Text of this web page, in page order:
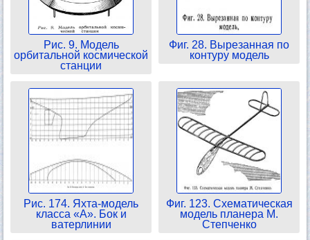
Рис. 9. Модель
орбитальной космической
станции
Фиг. 28. Вырезанная по
контуру модель
Рис. 174. Яхта-модель
класса «А». Бок и
ватерлинии
Фиг. 123. Схематическая
модель планера М.
Степченко